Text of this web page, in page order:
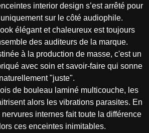
interior design s’est arrêté pour
sur le côté audiophile.
élégant et chaleureux est toujours
des auditeurs de la marque.
à la production de masse, c'est un
avec soin et savoir-faire qui sonne
naturellement "juste".
de bouleau laminé multicouche, les
alors les vibrations parasites. En
internes fait toute la différence
ces enceintes inimitables.